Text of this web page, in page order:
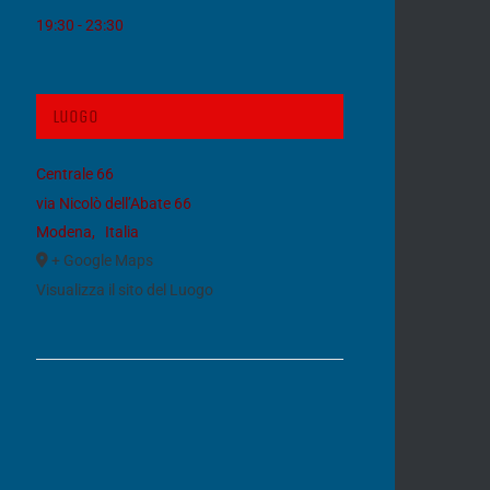
19:30 - 23:30
Luogo
Centrale 66
via Nicolò dell’Abate 66
Modena,
Italia
+ Google Maps
Visualizza il sito del Luogo